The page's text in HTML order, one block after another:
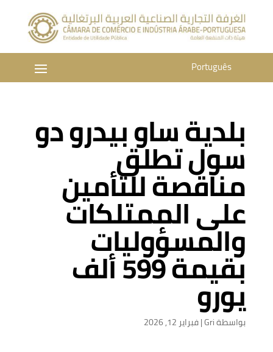
Português
بلدية ساو بيدرو دو
سول تطلق
مناقصة للتأمين
على الممتلكات
والمسؤوليات
بقيمة 599 ألف
يورو
بواسطةGri
|فبراير 12, 2026